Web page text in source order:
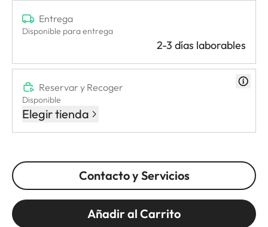
Entrega
Disponible para entrega
2-3 días laborables
Reservar y Recoger
Disponible
Elegir tienda
Contacto y Servicios
Añadir al Carrito